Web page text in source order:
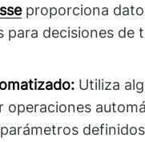
proporciona
para decisiones de
Utiliza
operaciones